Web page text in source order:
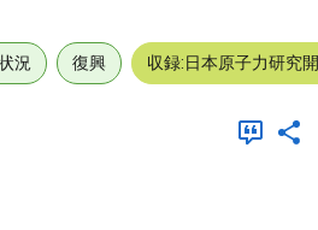
況 復興 収録:日本原子力研究